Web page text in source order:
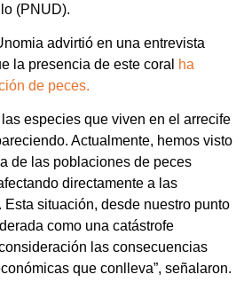
(PNUD).
advirtió en una entrevista
la presencia de este coral
ha
de peces.
especies que viven en el arrecife
Actualmente, hemos visto
de las poblaciones de peces
directamente a las
situación, desde nuestro punto
como una catástrofe
las consecuencias
que conlleva”, señalaron.